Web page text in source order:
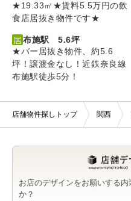
★19.33㎡★賃料5.5万円の飲
食店居抜き物件です★
布施駅 5.6坪
★バー居抜き物件、約5.6
坪！譲渡金なし！近鉄奈良線
布施駅徒歩5分！
店舗物件探しトップ 関西
お店のデザインをお願いする
か？